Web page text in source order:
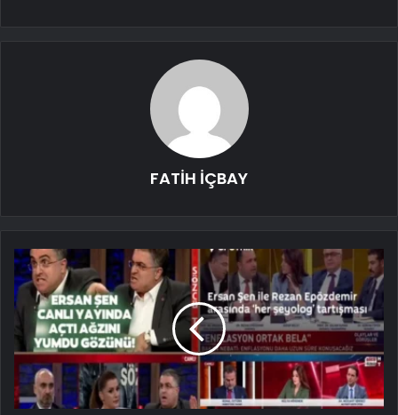
FATİH İÇBAY